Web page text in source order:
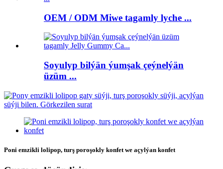
OEM / ODM Miwe tagamly lyche ...
Soyulyp bilýän ýumşak çeýnelýän
üzüm ...
Poni emzikli lolipop, turş poroşokly konfet we açylýan konfet